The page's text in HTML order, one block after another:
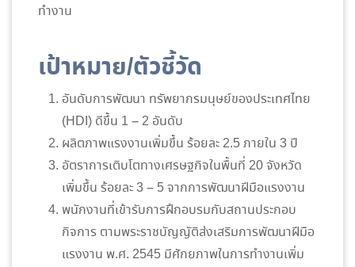
ทำงาน
เป้าหมาย/ตัวชี้วัด
อันดับการพัฒนา ทรัพยากรมนุษย์ของประเทศไทย
(HDI) ดีขึ้น 1 – 2 อันดับ
ผลิตภาพแรงงานเพิ่มขึ้น ร้อยละ 2.5 ภายใน 3 ปี
อัตราการเติบโตทางเศรษฐกิจในพื้นที่ 20 จังหวัด
เพิ่มขึ้น ร้อยละ 3 – 5 จากการพัฒนาฝีมือแรงงาน
พนักงานที่เข้ารับการฝึกอบรมกับสถานประกอบ
กิจการ ตามพระราชบัญญัติส่งเสริมการพัฒนาฝีมือ
แรงงาน พ.ศ. 2545 มีศักยภาพในการทำงานเพิ่ม